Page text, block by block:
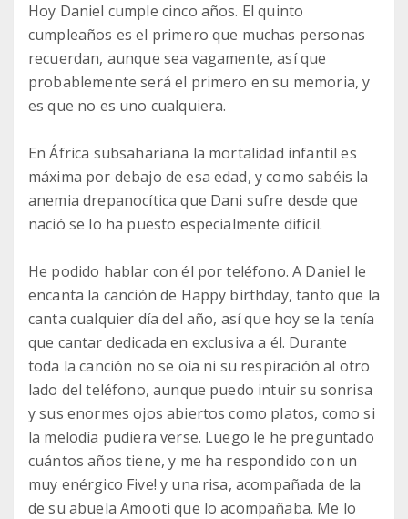
Hoy Daniel cumple cinco años. El quinto
cumpleaños es el primero que muchas personas
recuerdan, aunque sea vagamente, así que
probablemente será el primero en su memoria, y
es que no es uno cualquiera.
En África subsahariana la mortalidad infantil es
máxima por debajo de esa edad, y como sabéis la
anemia drepanocítica que Dani sufre desde que
nació se lo ha puesto especialmente difícil.
He podido hablar con él por teléfono. A Daniel le
encanta la canción de Happy birthday, tanto que la
canta cualquier día del año, así que hoy se la tenía
que cantar dedicada en exclusiva a él. Durante
toda la canción no se oía ni su respiración al otro
lado del teléfono, aunque puedo intuir su sonrisa
y sus enormes ojos abiertos como platos, como si
la melodía pudiera verse. Luego le he preguntado
cuántos años tiene, y me ha respondido con un
muy enérgico Five! y una risa, acompañada de la
de su abuela Amooti que lo acompañaba. Me lo